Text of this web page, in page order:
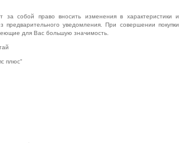
за собой право вносить изменения в характеристики и
предварительного уведомления. При совершении покупки
для Вас большую значимость.
плюс"